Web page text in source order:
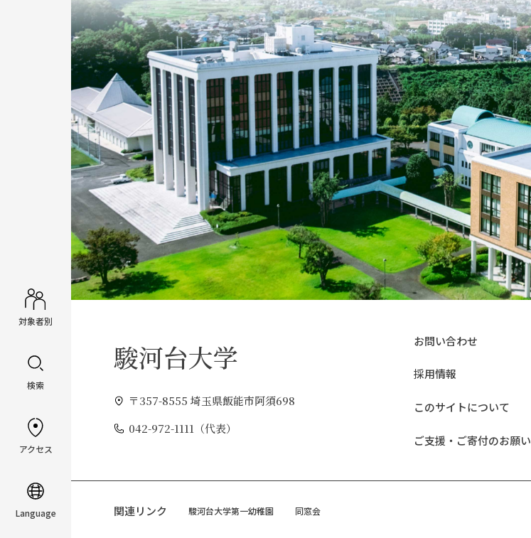
検索
Language
アクセス
対象者別
駿河台大学
〒357-8555 埼玉県飯能市阿須698
042-972-1111（代表）
お問い合わせ
採用情報
このサイトについて
ご支援・ご寄付のお願い
関連リンク 駿河台大学第一幼稚園 同窓会